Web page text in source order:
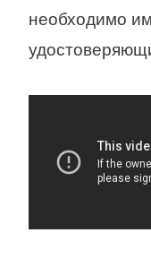
необходимо